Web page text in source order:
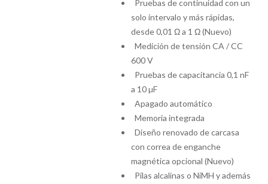
Pruebas de continuidad con un
solo intervalo y más rápidas,
desde 0,01 Ω a 1 Ω (Nuevo)
Medición de tensión CA / CC
600 V
Pruebas de capacitancia 0,1 nF
a 10 µF
Apagado automático
Memoria integrada
Diseño renovado de carcasa
con correa de enganche
magnética opcional (Nuevo)
Pilas alcalinas o NiMH y además